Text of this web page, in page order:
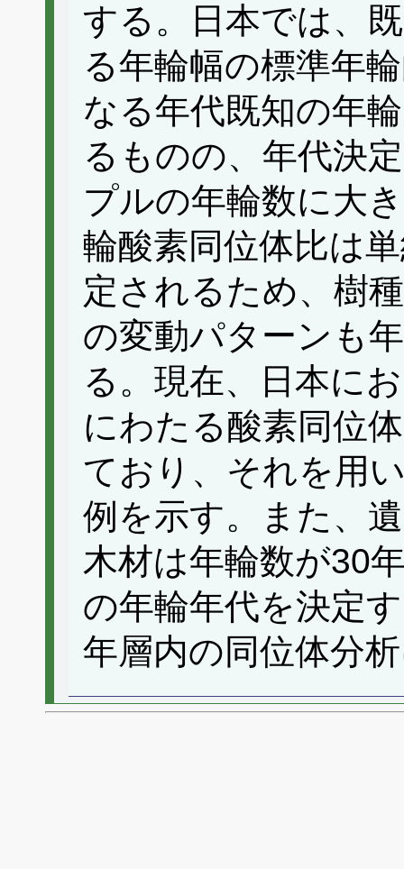
する。日本では、
る年輪幅の標準年
なる年代既知の年
るものの、年代決
プルの年輪数に大
輪酸素同位体比は
定されるため、樹
の変動パターンも
る。現在、日本に
にわたる酸素同位
ており、それを用
例を示す。また、
木材は年輪数が30
の年輪年代を決定
年層内の同位体分